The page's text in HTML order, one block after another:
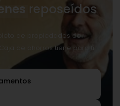
reposeídos
de propiedades de
de ahorros tiene para ti.